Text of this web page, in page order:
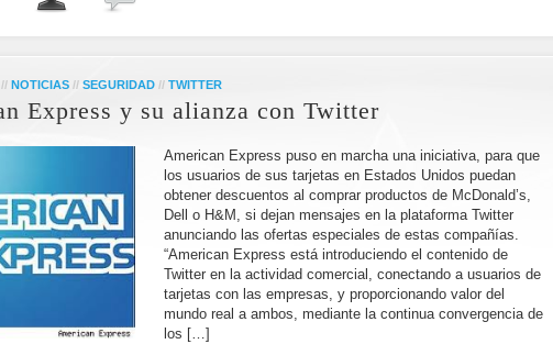
// NOTICIAS // SEGURIDAD // TWITTER
Express y su alianza con Twitter
American Express puso en marcha una iniciativa, para que
los usuarios de sus tarjetas en Estados Unidos puedan
obtener descuentos al comprar productos de McDonald’s,
Dell o H&M, si dejan mensajes en la plataforma Twitter
anunciando las ofertas especiales de estas compañías.
“American Express está introduciendo el contenido de
Twitter en la actividad comercial, conectando a usuarios de
tarjetas con las empresas, y proporcionando valor del
mundo real a ambos, mediante la continua convergencia de
los […]